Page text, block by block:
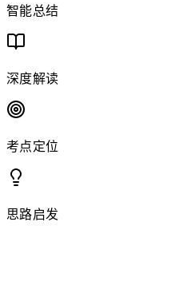
智能总结
深度解读
考点定位
思路启发